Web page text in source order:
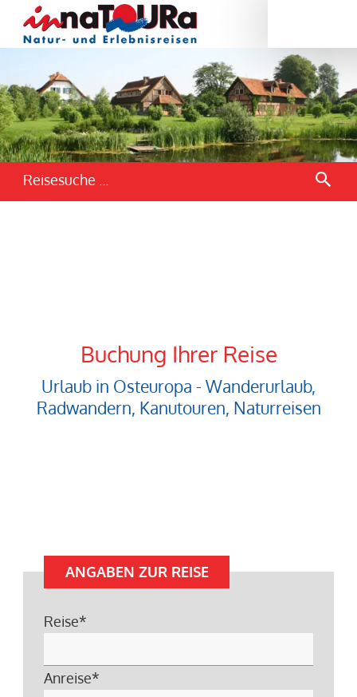
Reisesuche ...
Buchung Ihrer Reise
Urlaub in Osteuropa - Wanderurlaub,
Radwandern, Kanutouren, Naturreisen
ANGABEN ZUR REISE
Reise*
Anreise*